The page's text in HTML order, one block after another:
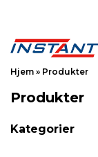
Hjem » Produkter
Produkter
Kategorier